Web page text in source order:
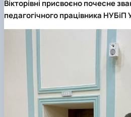
Вікторівні присвоєно почесне
педагогічного працівника НУБіП